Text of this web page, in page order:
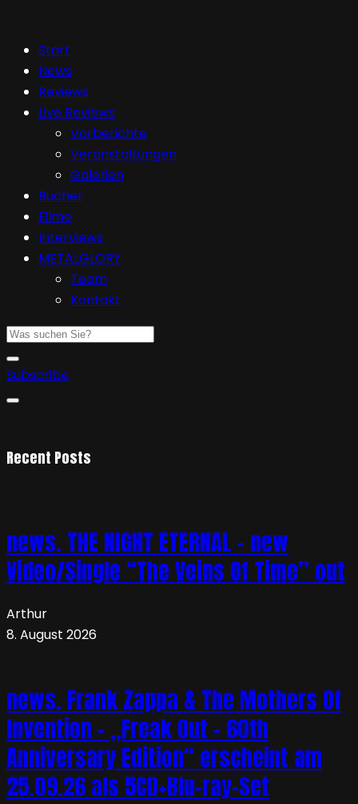
Start
News
Reviews
Live Reviews
Vorberichte
Veranstaltungen
Galerien
Bücher
Filme
Interviews
METALGLORY
Team
Kontakt
Subscribe
Recent Posts
news. THE NIGHT ETERNAL – new
Video/Single “The Veins Of Time” out
Arthur
8. August 2026
news. Frank Zappa & The Mothers Of
Invention – „Freak Out – 60th
Anniversary Edition“ erscheint am
25.09.26 als 5CD+Blu-ray-Set